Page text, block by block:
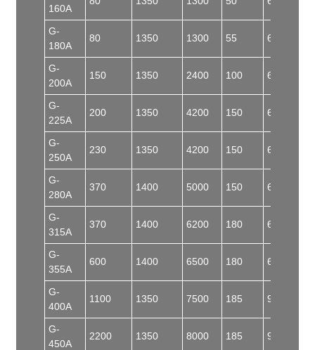
160A
G-
180A
80 1350 1300 55 60
G-
200A
150 1350 2400 100 60
G-
225A
200 1350 4200 150 60
G-
250A
230 1350 4200 150 62
G-
280A
370 1400 5000 150 62
G-
315A
370 1400 6200 180 62
G-
355A
600 1400 6500 180 62
G-
400A
1100 1350 7500 185 90
G-
450A
2200 1350 8000 185 92